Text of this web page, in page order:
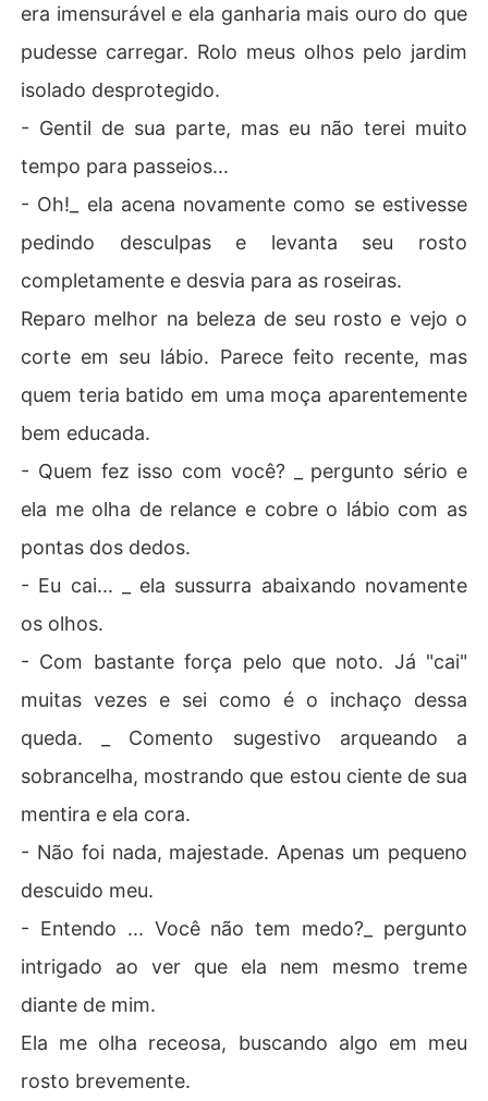
era imensurável e ela ganharia mais ouro do que
pudesse carregar. Rolo meus olhos pelo jardim
isolado desprotegido.
- Gentil de sua parte, mas eu não terei muito
tempo para passeios...
- Oh!_ ela acena novamente como se estivesse
pedindo desculpas e levanta seu rosto
completamente e desvia para as roseiras.
Reparo melhor na beleza de seu rosto e vejo o
corte em seu lábio. Parece feito recente, mas
quem teria batido em uma moça aparentemente
bem educada.
- Quem fez isso com você? _ pergunto sério e
ela me olha de relance e cobre o lábio com as
pontas dos dedos.
- Eu cai... _ ela sussurra abaixando novamente
os olhos.
- Com bastante força pelo que noto. Já "cai"
muitas vezes e sei como é o inchaço dessa
queda. _ Comento sugestivo arqueando a
sobrancelha, mostrando que estou ciente de sua
mentira e ela cora.
- Não foi nada, majestade. Apenas um pequeno
descuido meu.
- Entendo ... Você não tem medo?_ pergunto
intrigado ao ver que ela nem mesmo treme
diante de mim.
Ela me olha receosa, buscando algo em meu
rosto brevemente.